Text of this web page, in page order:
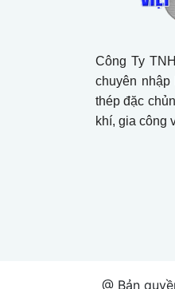
Hay Inox?
316: Loại
+ Mở
Công Ty
chuyên
thép đặc
khí, gia công
@ Bản